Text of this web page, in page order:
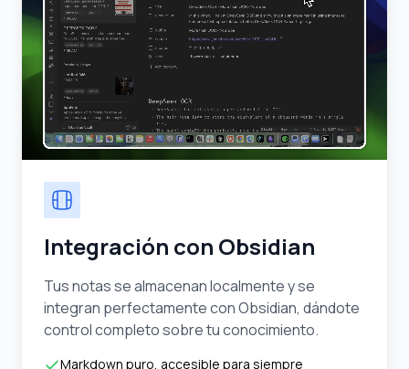
Integración con Obsidian
Tus notas se almacenan localmente y se
integran perfectamente con Obsidian, dándote
control completo sobre tu conocimiento.
Markdown puro, accesible para siempre